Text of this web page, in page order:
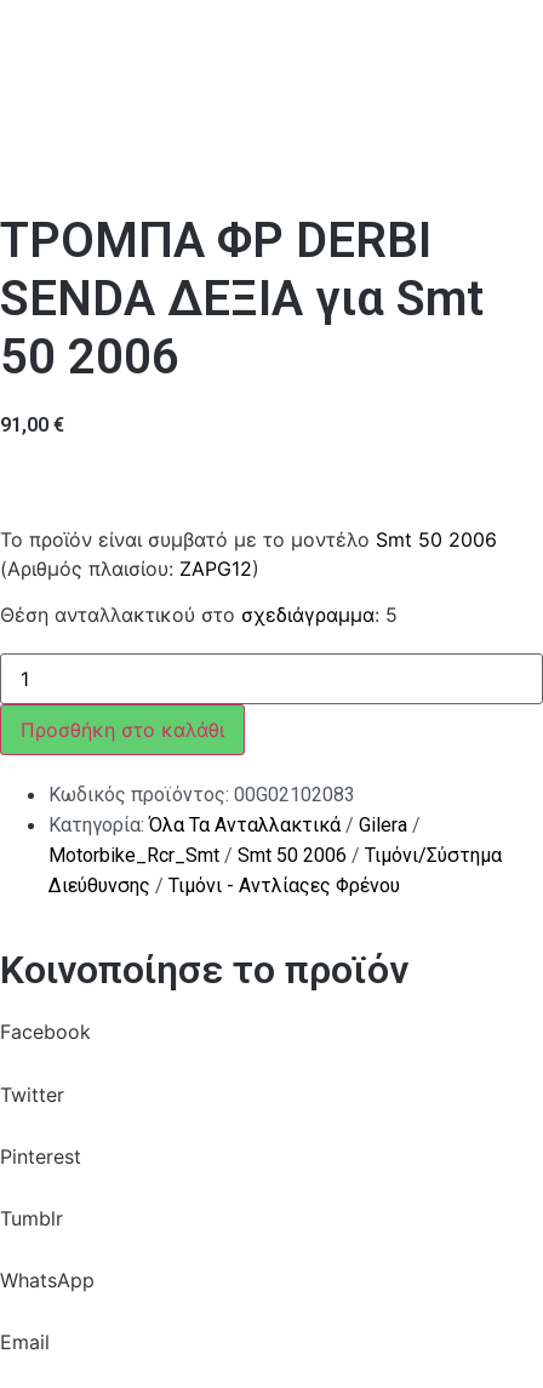
ΤΡΟΜΠΑ ΦΡ DERBI
SENDA ΔΕΞΙΑ για Smt
50 2006
91,00 €
Το προϊόν είναι συμβατό με το μοντέλο Smt 50 2006
(Αριθμός πλαισίου: ZAPG12)
Θέση ανταλλακτικού στο σχεδιάγραμμα: 5
ΤΡΟΜΠΑ
ΦΡ
DERBI
SENDA
ΔΕΞΙΑ
ποσότητα
Προσθήκη στο καλάθι
Κωδικός προϊόντος: 00G02102083
Κατηγορία:Όλα Τα Ανταλλακτικά/ Gilera /
Motorbike_Rcr_Smt / Smt 50 2006 / Τιμόνι/Σύστημα
Διεύθυνσης / Τιμόνι - Αντλίαςες Φρένου
Κοινοποίησε το προϊόν
Facebook
Twitter
Pinterest
Tumblr
WhatsApp
Email